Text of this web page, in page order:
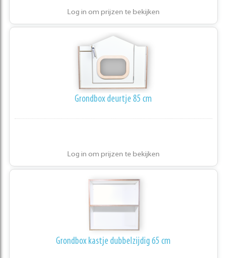
Log in om prijzen te bekijken
Grondbox deurtje 85 cm
Log in om prijzen te bekijken
Grondbox kastje dubbelzijdig 65 cm